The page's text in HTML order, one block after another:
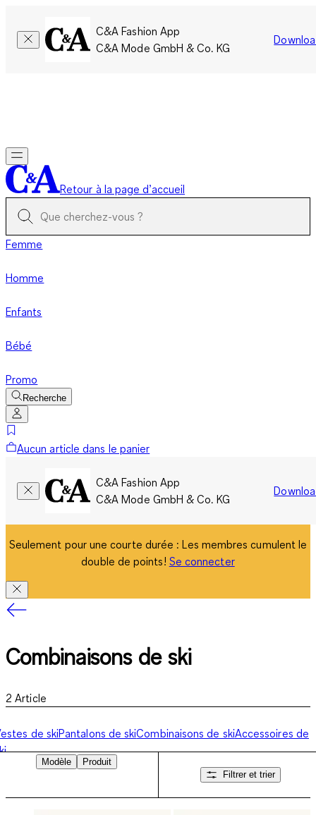
C&A Fashion App
C&A Mode GmbH & Co. KG
Retour à la page d’accueil
Femme
Homme
Enfants
Bébé
Promo
Recherche
Aucun article dans le panier
C&A Fashion App
C&A Mode GmbH & Co. KG
Seulement pour une courte durée : Les membres cumulent le
double de points! Se connecter
Combinaisons de ski
2 Article
de skiPantalons de skiCombinaisons de skiAccessoires de
Modèle
Produit
Filtrer et trier